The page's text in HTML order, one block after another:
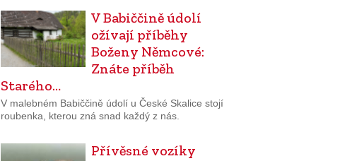
V Babiččině údolí
ožívají příběhy
Boženy Němcové:
Znáte příběh
Starého…
V malebném Babiččině údolí u České Skalice stojí
roubenka, kterou zná snad každý z nás.
Přívěsné vozíky